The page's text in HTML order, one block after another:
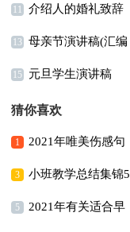
(通用15篇)
11 介绍人的婚礼致辞
13 母亲节演讲稿(汇编
15篇)
15 元旦学生演讲稿
猜你喜欢
1 2021年唯美伤感句
子摘录65句
3 小班教学总结集锦5
篇
5 2021年有关适合早